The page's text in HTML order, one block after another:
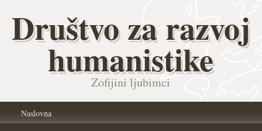
Društvo za razvoj
humanistike
Zofijini ljubimci
Naslovna